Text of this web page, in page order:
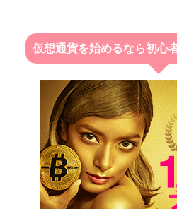
仮想通貨を始めるなら初心